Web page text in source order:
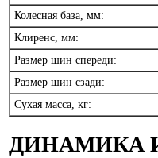
Колесная база, мм:
Клиренс, мм:
Размер шин спереди:
Размер шин сзади:
Сухая масса, кг:
ДИНАМИКА